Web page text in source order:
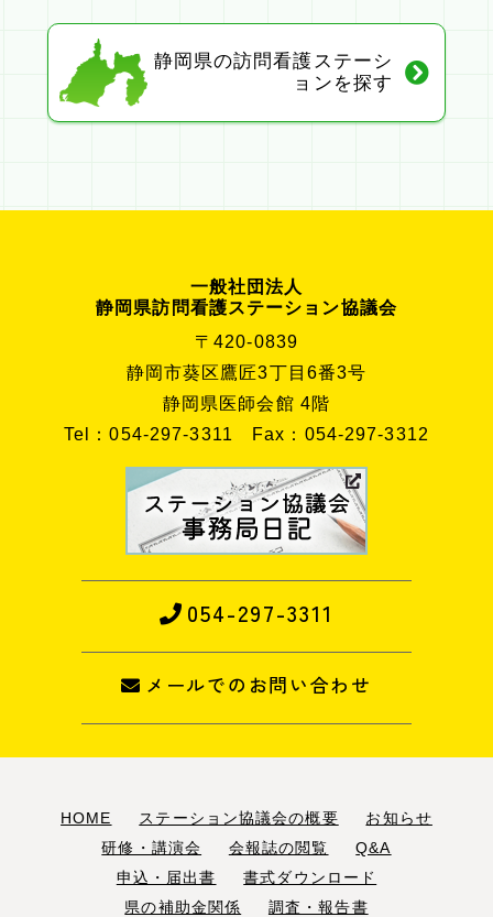
静岡県の訪問看護ステーシ
ョンを探す
一般社団法人
静岡県訪問看護ステーション協議会
〒420-0839
静岡市葵区鷹匠3丁目6番3号
静岡県医師会館 4階
Tel：054-297-3311
Fax：054-297-3312
054-297-3311
メールでのお問い合わせ
HOME ステーション協議会の概要
お知らせ
研修・講演会
会報誌の閲覧
Q&A
申込・届出書
書式ダウンロード
県の補助金関係
調査・報告書